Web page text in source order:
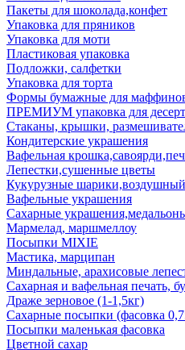
Пакеты для шоколада,конфет
Упаковка для пряников
Упаковка для моти
Пластиковая упаковка
Подложки, салфетки
Упаковка для торта
Формы бумажные для
ПРЕМИУМ упаковка для
Стаканы, крышки,
Кондитерские украшения
Вафельная
Лепестки,сушенные цветы
Кукурузные
Вафельные украшения
Сахарные
Мармелад, маршмеллоу
Посыпки MIXIE
Мастика, марципан
Миндальные, арахисовые
Сахарная и вафельная печать,
Драже зерновое (1-1,5кг)
Сахарные посыпки (фасовка
Посыпки маленькая фасовка
Цветной сахар